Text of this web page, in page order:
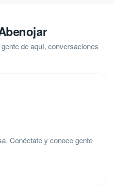
de aquí, conversaciones
Conéctate y conoce gente